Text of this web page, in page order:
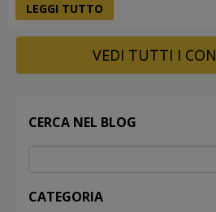
LEGGI TUTTO
VEDI TUTTI I
CERCA NEL BLOG
CATEGORIA